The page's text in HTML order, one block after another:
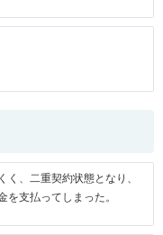
く、二重契約状態となり、
支払ってしまった。